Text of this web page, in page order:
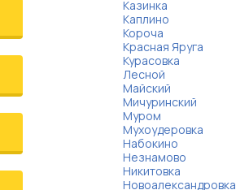
Казинка
Каплино
Короча
Красная Яруга
Курасовка
Лесной
Майский
Мичуринский
Муром
Мухоудеровка
Набокино
Незнамово
Никитовка
Новоалександровка